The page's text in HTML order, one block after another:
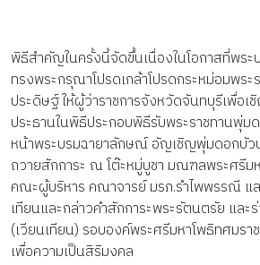
พิธีสำคัญในครั้งนี้จัดขึ้นเนื่องในโอกาสที่พระ
ทรงพระกรุณาโปรดเกล้าโปรดกระหม่อมพร
ประดิษฐ์ให้ผู้ว่าราชการจังหวัดจันทบุรีเพื่อเ
ประธานในพิธีประกอบพิธีรับพระราชทานพุ่ม
หน้าพระบรมฉายาลักษณ์ อัญเชิญพุ่มดอกบัว
ถวายสักการะ ณ โต๊ะหมู่บูชา มณฑลพระศรีม
คณะผู้บริหาร คณาจารย์ มรภ.รำไพพรรณี แ
เทียนและกล่าวคำสักการะพระรัตนตรัย แล
(เวียนเทียน) รอบองค์พระศรีมหาโพธิทศมร
เพื่อความเป็นสิริมงคล